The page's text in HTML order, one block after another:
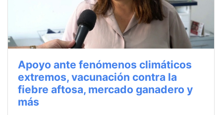
Apoyo ante fenómenos climáticos
extremos, vacunación contra la
fiebre aftosa, mercado ganadero y
más